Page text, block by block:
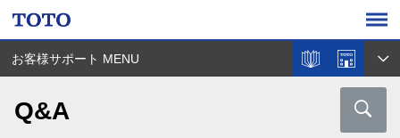
お客様サポート MENU
Q&A